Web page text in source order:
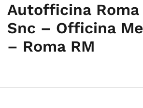
Autofficina Roma
Snc – Officina
– Roma RM